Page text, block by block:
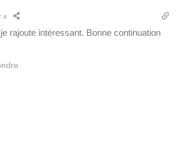
a
rajoute intéressant. Bonne continuation